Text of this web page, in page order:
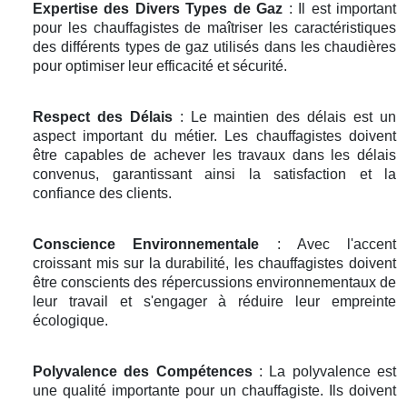
Expertise des Divers Types de Gaz : Il est important
pour les chauffagistes de maîtriser les caractéristiques
des différents types de gaz utilisés dans les chaudières
pour optimiser leur efficacité et sécurité.
Respect des Délais: Le maintien des délais est un
aspect important du métier. Les chauffagistes doivent
être capables de achever les travaux dans les délais
convenus, garantissant ainsi la satisfaction et la
confiance des clients.
Conscience Environnementale : Avec l'accent
croissant mis sur la durabilité, les chauffagistes doivent
être conscients des répercussions environnementaux de
leur travail et s'engager à réduire leur empreinte
écologique.
Polyvalence des Compétences: La polyvalence est
une qualité importante pour un chauffagiste. Ils doivent